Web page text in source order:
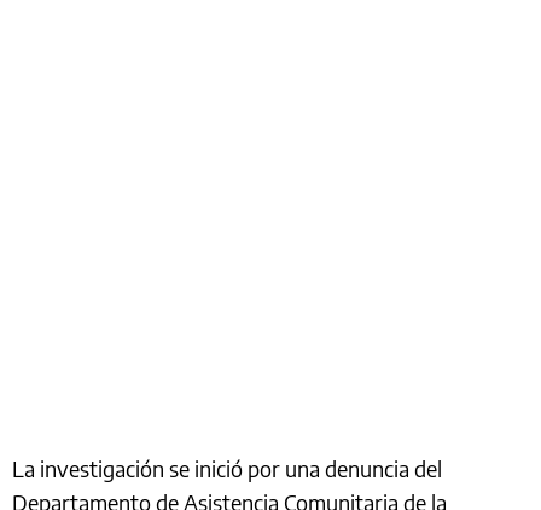
La investigación se inició por una denuncia del
Departamento de Asistencia Comunitaria de la